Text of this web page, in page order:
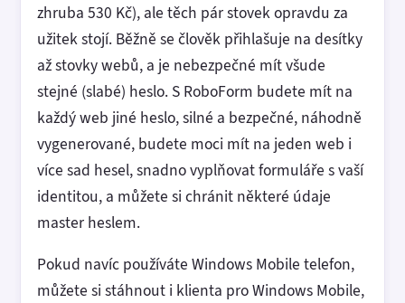
zhruba 530 Kč), ale těch pár stovek opravdu za
užitek stojí. Běžně se člověk přihlašuje na desítky
až stovky webů, a je nebezpečné mít všude
stejné (slabé) heslo. S RoboForm budete mít na
každý web jiné heslo, silné a bezpečné, náhodně
vygenerované, budete moci mít na jeden web i
více sad hesel, snadno vyplňovat formuláře s vaší
identitou, a můžete si chránit některé údaje
master heslem.
Pokud navíc používáte Windows Mobile telefon,
můžete si stáhnout i klienta pro Windows Mobile,